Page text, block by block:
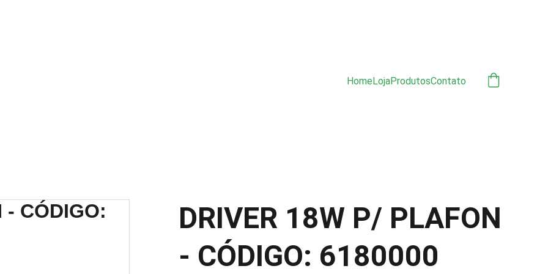
HomeLojaProdutosContato
DRIVER 18W P/ PLAFON
- CÓDIGO: 6180000